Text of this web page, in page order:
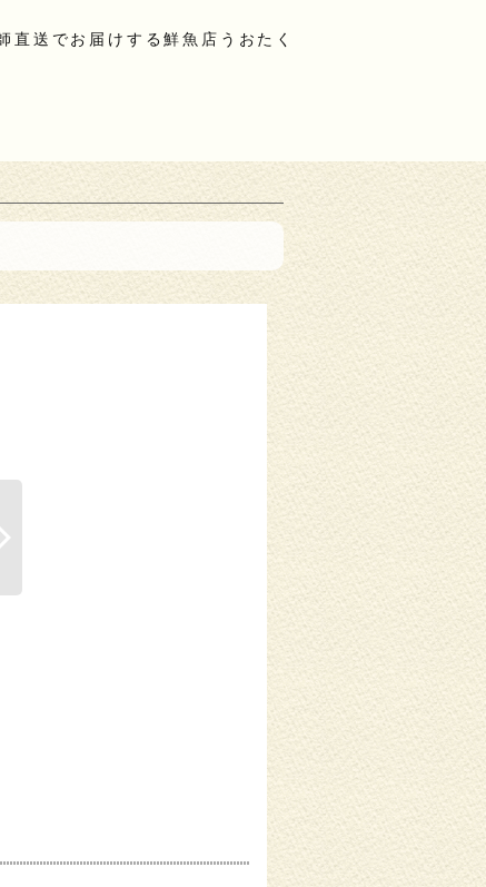
直送でお届けする鮮魚店うおたく